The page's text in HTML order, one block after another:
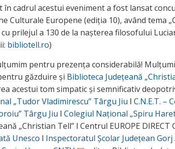
în cadrul acestui eveniment a fost lansat
Culturale Europene (ediția 10), având tema
cu prilejul a 130 de la nașterea filosofului
bibliotell.ro)
pentru prezența considerabilă!
găzduire și Biblioteca Județeană
acestui tom simpatic și semnificativ
„Tudor Vladimirescu” Târgu Jiu ǀ C.N.E.T. –
Târgu Jiu ǀ Colegiul Național „Spiru
„Christian Tell” ǀ Centrul EUROPE DIRECT
Unesco ǀ Inspectoratul Școlar Județean Gorj